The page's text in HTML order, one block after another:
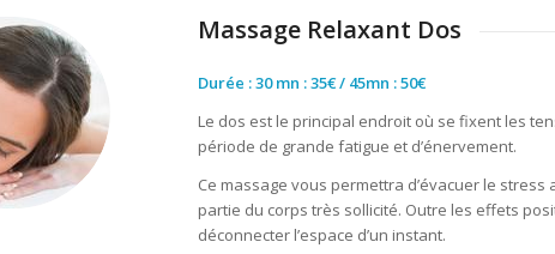
Massage Relaxant Dos
Durée : 30 mn : 35€ / 45mn : 50€
Le dos est le principal endroit où se fixent les
période de grande fatigue et d’énervement.
Ce massage vous permettra d’évacuer le
partie du corps très sollicité. Outre les effets
déconnecter l’espace d’un instant.